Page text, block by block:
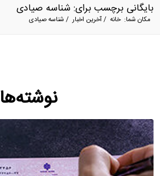
بایگانی برچسب برای: شناسه صیادی
مکان شما: خانه /آخرین اخبار / شناسه صیادی
نوشته‌ها